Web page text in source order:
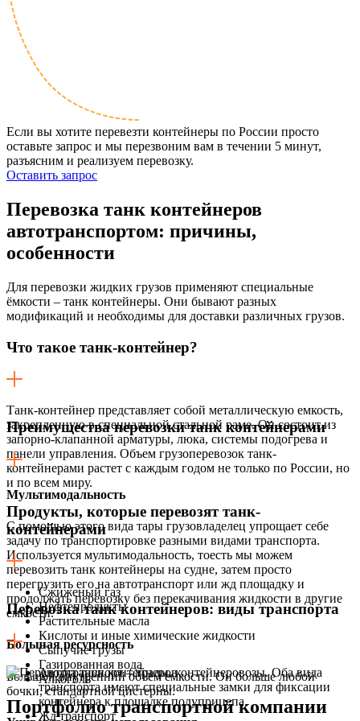
Если вы хотите перевезти контейнеры по России просто
оставьте запрос и мы перезвоним вам в течении 5 минут,
разъясним и реализуем перевозку.
Оставить запрос
Перевозка танк контейнеров
автотранспортом: причины,
особенности
Для перевозки жидких грузов применяют специальные
ёмкости – танк контейнеры. Они бывают разных
модификаций и необходимы для доставки различных грузов.
Что такое танк-контейнер?
Танк-контейнер представляет собой металлическую емкость,
закрепленную в специальной стальной раме. Он состоит из
запорно-клапанной арматуры, люка, системы подогрева и
панели управления. Объем грузоперевозок танк-
контейнерами растет с каждым годом не только по России, но
и по всем миру.
Преимущества перевозки танк контейнерами
Мультимодальность
C помощью этого вида тары грузовладелец упрощает себе
задачу по транспортировке разными видами транспорта.
Используется мультимодальность, тоесть мы можем
перевозить танк контейнеры на судне, затем просто
перегрузить его на автотранспорт или жд площадку и
продолжать перевозку без перекачивания жидкости в другие
емкости.
Большая ресурсность
Большой внутренний объем емкости. Он больше любой
бочки, стандартной цистерны.
Продукты, которые перевозят танк-
контейнерами
Сжиженый газ
Нефтепродукты
Растительные масла
Кислоты и иные химические жидкости
Сыпучие грузы
Газированная вода
Алкоголь
Перевозка танк контейнеров: виды транспорта
Автотранспорт – тралы, контейнеровозы. Оба вида
транспорта имеют специальные замки для фиксации
контейнера к площадке полуприцепа.
Жд транспорт
Портфолио транспортной компании